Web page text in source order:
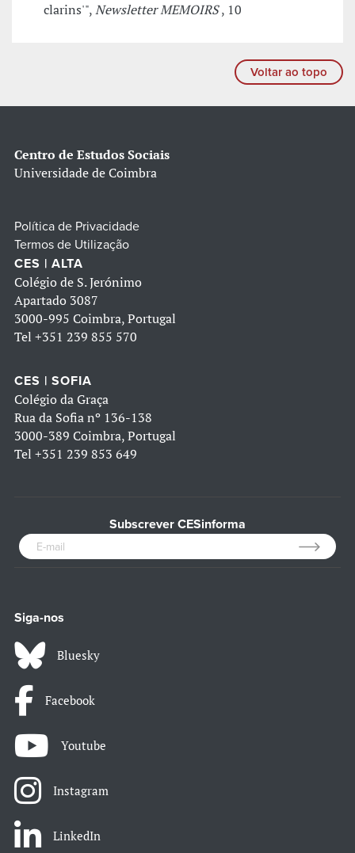
clarins'",Newsletter MEMOIRS, 10
Voltar ao topo
Centro de Estudos Sociais
Universidade de Coimbra
Política de Privacidade
Termos de Utilização
CES | ALTA
Colégio de S. Jerónimo
Apartado 3087
3000-995 Coimbra, Portugal
Tel +351 239 855 570
CES | SOFIA
Colégio da Graça
Rua da Sofia nº 136-138
3000-389 Coimbra, Portugal
Tel +351 239 853 649
Subscrever CESinforma
Siga-nos
Bluesky
Facebook
Youtube
Instagram
LinkedIn